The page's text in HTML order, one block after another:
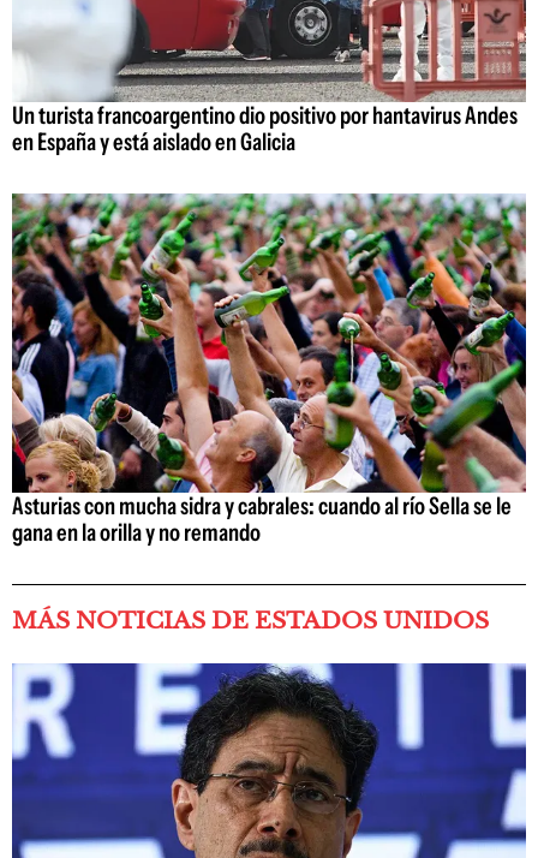
Un turista francoargentino dio positivo por hantavirus Andes
en España y está aislado en Galicia
Asturias con mucha sidra y cabrales: cuando al río Sella se le
gana en la orilla y no remando
MÁS NOTICIAS DE ESTADOS UNIDOS